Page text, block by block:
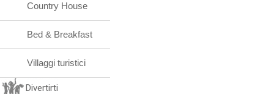
Country House
Bed & Breakfast
Villaggi turistici
Divertirti